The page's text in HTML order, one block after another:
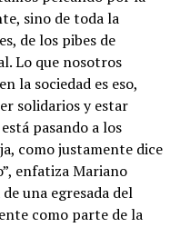
sino de toda la
de los pibes de
Lo que nosotros
la sociedad es eso,
solidarios y estar
pasando a los
como justamente dice
enfatiza Mariano
una egresada del
como parte de la